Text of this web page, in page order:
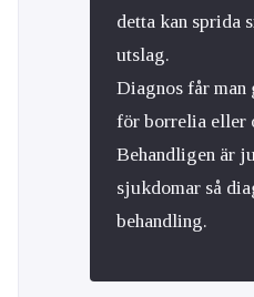
detta kan sprida
utslag.
Diagnos får man
för borrelia eller
Behandligen är
sjukdomar så
behandling.